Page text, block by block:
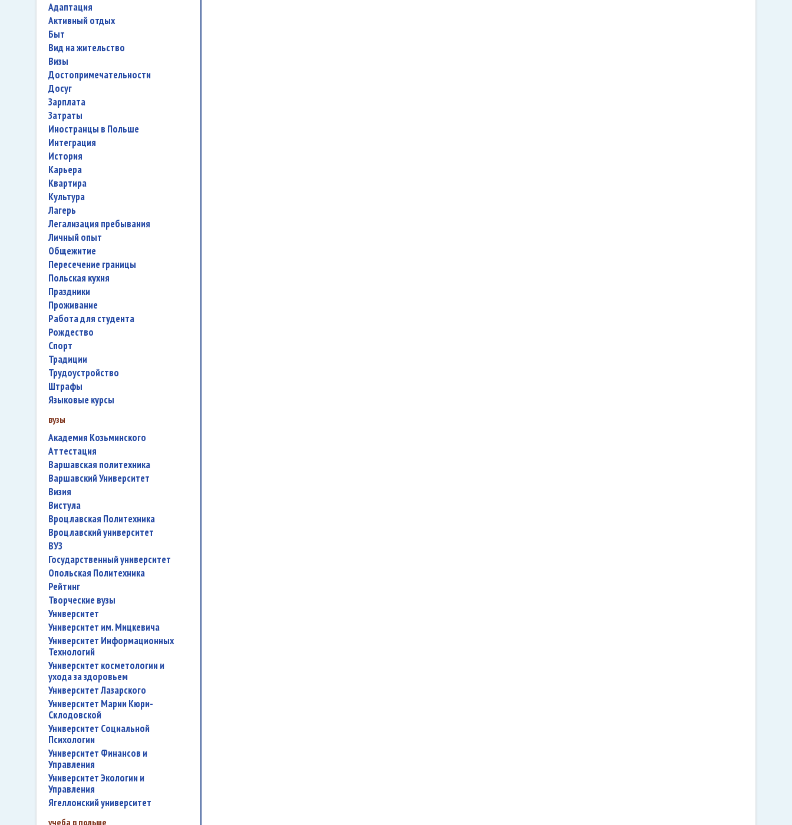
адаптация
активный отдых
быт
вид на жительство
визы
достопримечательности
досуг
зарплата
затраты
иностранцы в Польше
интеграция
история
карьера
квартира
культура
лагерь
легализация пребывания
личный опыт
общежитие
пересечение границы
польская кухня
праздники
проживание
работа для студента
Рождество
спорт
традиции
трудоустройство
штрафы
языковые курсы
вузы
Академия Козьминского
аттестация
Варшавская политехника
Варшавский Университет
Визия
Вистула
Вроцлавская Политехника
Вроцлавский университет
ВУЗ
государственный университет
Опольская Политехника
рейтинг
творческие вузы
университет
Университет им. Мицкевича
Университет Информационных
Технологий
университет косметологии и
ухода за здоровьем
Университет Лазарского
Университет Марии Кюри-
Склодовской
Университет Социальной
Психологии
Университет Финансов и
Управления
Университет Экологии и
Управления
Ягеллонский университет
учеба в польше